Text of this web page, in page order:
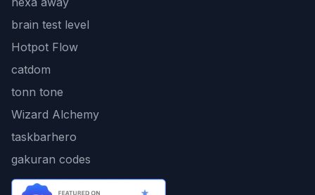
brain test level
Hotpot Flow
catdom
tonn tone
Wizard Alchemy
taskbarhero
gakuran codes